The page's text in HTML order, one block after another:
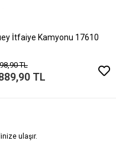
İtfaiye Kamyonu 17610
TL
TL
ulaşır.